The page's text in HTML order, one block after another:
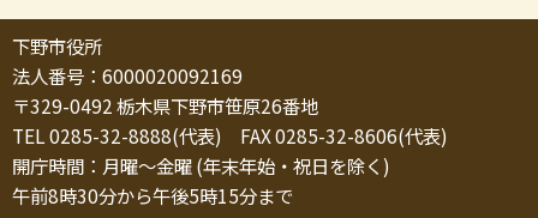
下野市役所
法人番号：6000020092169
〒329-0492 栃木県下野市笹原26番地
TEL 0285-32-8888(代表) FAX 0285-32-8606(代表)
開庁時間：月曜～金曜 (年末年始・祝日を除く)
午前8時30分から午後5時15分まで